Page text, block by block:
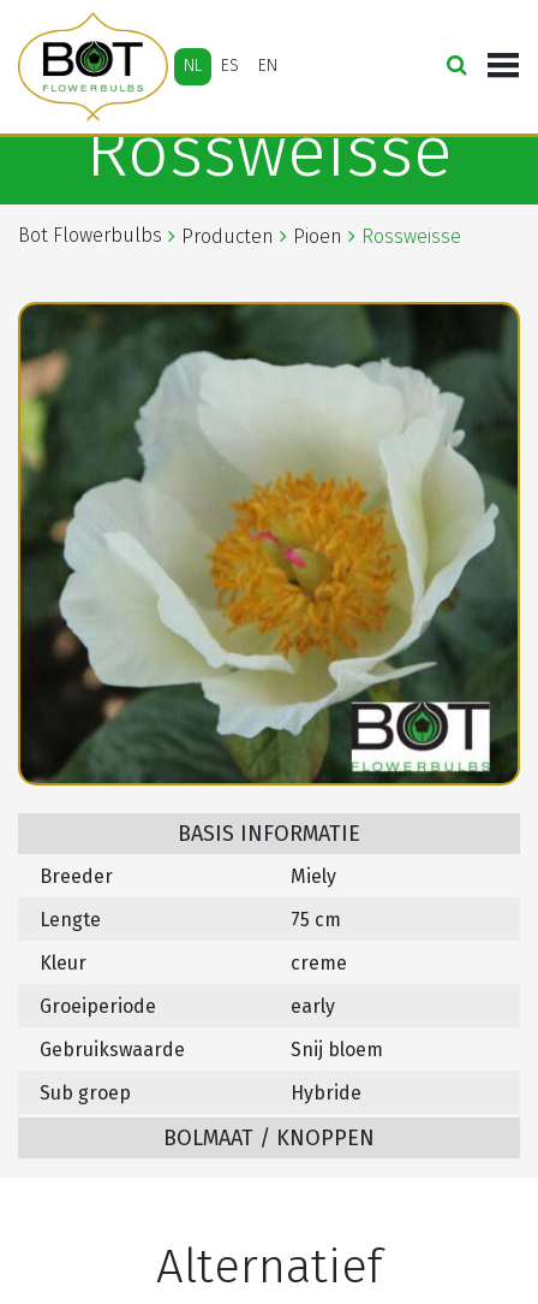
NL ES EN
Rossweisse
Bot Flowerbulbs Producten Pioen Rossweisse
BASIS INFORMATIE
Breeder
Miely
Lengte
75 cm
Kleur
creme
Groeiperiode
early
Gebruikswaarde
Snij bloem
Sub groep
Hybride
BOLMAAT / KNOPPEN
Alternatief